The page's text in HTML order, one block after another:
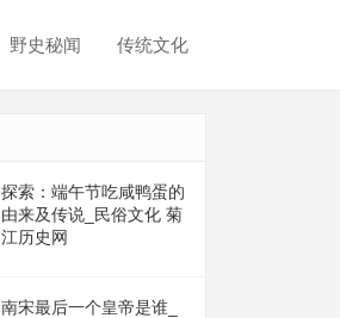
野史秘闻 传统文化
探索：端午节吃咸鸭蛋的
由来及传说_民俗文化 菊
江历史网
南宋最后一个皇帝是谁_